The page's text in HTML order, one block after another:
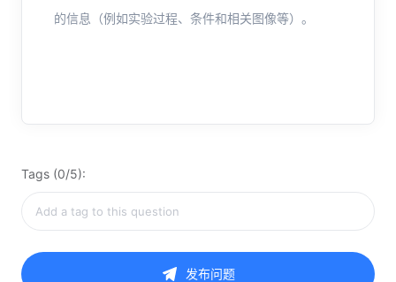
的信息（例如实验过程、条件和相关图像等）。
Tags (0/5):
发布问题